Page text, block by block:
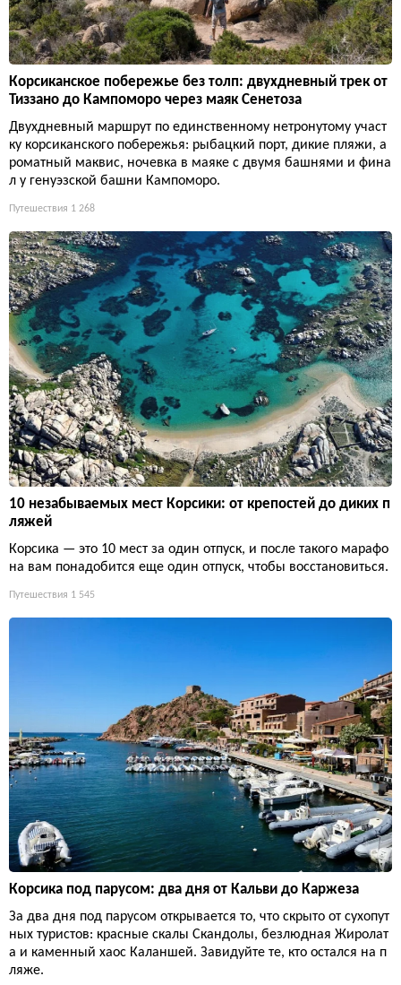
Корсиканское побережье без толп: двухдневный трек от
Тиззано до Кампоморо через маяк Сенетоза
Двухдневный маршрут по единственному нетронутому участ
ку корсиканского побережья: рыбацкий порт, дикие пляжи, а
роматный маквис, ночевка в маяке с двумя башнями и фина
л у генуэзской башни Кампоморо.
Путешествия 1 268
10 незабываемых мест Корсики: от крепостей до диких п
ляжей
Корсика — это 10 мест за один отпуск, и после такого марафо
на вам понадобится еще один отпуск, чтобы восстановиться.
Путешествия 1 545
Корсика под парусом: два дня от Кальви до Каржеза
За два дня под парусом открывается то, что скрыто от сухопут
ных туристов: красные скалы Скандолы, безлюдная Жиролат
а и каменный хаос Каланшей. Завидуйте те, кто остался на п
ляже.